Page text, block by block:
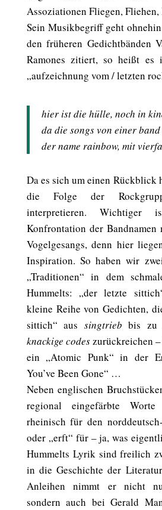
Assoziationen Fliegen, Fliehen,
Sein Musikbegriff geht
den früheren Gedichtbänden
Ramones zitiert, so heißt es
„aufzeichnung vom / letzten
hier ist die hülle, noch in
da die songs von einer
der name rainbow, mit
Da es sich um einen Rückblick
die Folge der
interpretieren. Wichtiger
Konfrontation der Bandnamen
Vogelgesangs, denn hier
Inspiration. So haben wir
„Traditionen“ in dem
Hummelts: „der letzte
kleine Reihe von Gedichten,
sittich“ aus singtrieb bis zu
knackige codeszurückreichen –
ein „Atomic Punk“ in der
You’ve Been Gone“ …
Neben englischen
regional eingefärbte
rheinisch für den
oder „erft“ für – ja, was
Hummelts Lyrik sind freilich
in die Geschichte der
Anleihen nimmt er nicht
sondern auch bei Gerald